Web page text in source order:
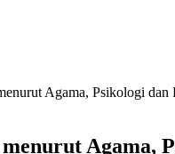
Agama, Psikologi dan
Agama,